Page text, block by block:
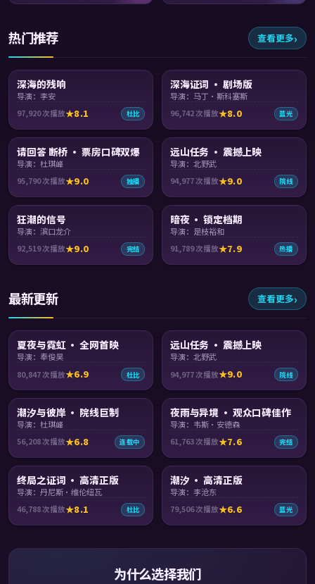
热门推荐 查看更多
深海的残响
导演：李安
97,920次播放 8.1 杜比
深海证词 · 剧场版
导演：马丁·斯科塞斯
96,742次播放 8.0 蓝光
请回答 断桥 · 票房口碑双爆
导演：杜琪峰
95,790次播放 9.0 独播
远山任务 · 震撼上映
导演：北野武
94,977次播放 9.0 院线
狂潮的信号
导演：滨口龙介
92,519次播放 9.0 完结
暗夜 · 锁定档期
导演：是枝裕和
91,789次播放 7.9 热播
最新更新 查看更多
夏夜与霓虹 · 全网首映
导演：奉俊昊
80,847 次播放 6.9 杜比
远山任务 · 震撼上映
导演：北野武
94,977次播放 9.0 院线
潮汐与彼岸 · 院线巨制
导演：杜琪峰
56,208 次播放 6.8 连载中
夜雨与异境 · 观众口碑佳作
导演：韦斯·安德森
61,763次播放 7.6 完结
终局之证词 · 高清正版
导演：丹尼斯·维伦纽瓦
46,788 次播放 8.1 杜比
潮汐 · 高清正版
导演：李沧东
79,506次播放 6.6 蓝光
为什么选择我们